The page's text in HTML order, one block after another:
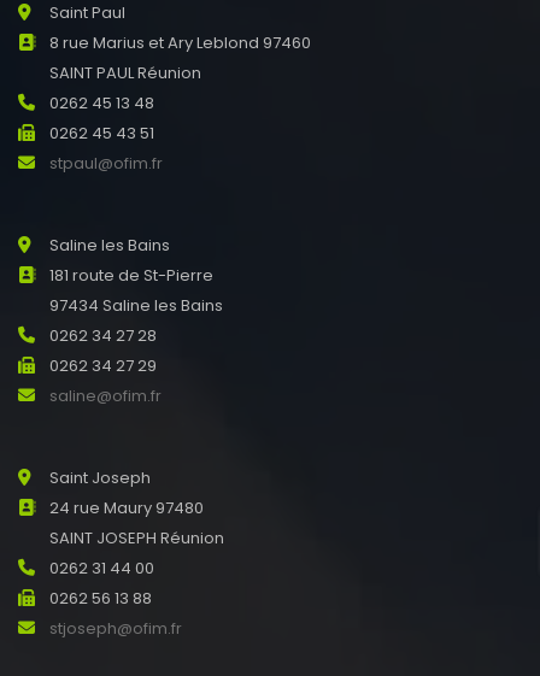
Saint Paul
8 rue Marius et Ary Leblond 97460
SAINT PAUL Réunion
0262 45 13 48
0262 45 43 51
stpaul@ofim.fr
Saline les Bains
181 route de St-Pierre
97434 Saline les Bains
0262 34 27 28
0262 34 27 29
saline@ofim.fr
Saint Joseph
24 rue Maury 97480
SAINT JOSEPH Réunion
0262 31 44 00
0262 56 13 88
stjoseph@ofim.fr